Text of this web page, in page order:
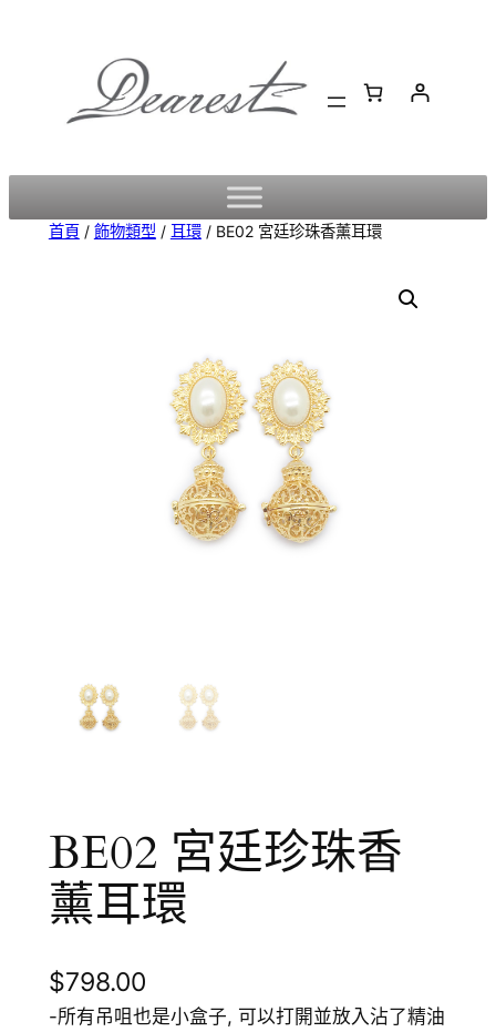
首頁/ 飾物類型 / 耳環/ BE02 宮廷珍珠香薰耳環
BE02 宮廷珍珠香
薰耳環
$798.00
-所有吊咀也是小盒子, 可以打開並放入沾了精油